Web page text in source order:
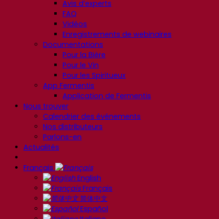
Avis d’experts
FAQ
Vidéos
Enregistrements de webinaires
Documentations
Pour la Bière
Pour le Vin
Pour les Spiritueux
App Fermentis
Application de Fermentis
Nous trouver
Calendrier des événements
Nos distributeurs
Parlons-en
Actualités
Français
English
Français
简体中文
Español